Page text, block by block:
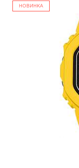
НОВИНКА